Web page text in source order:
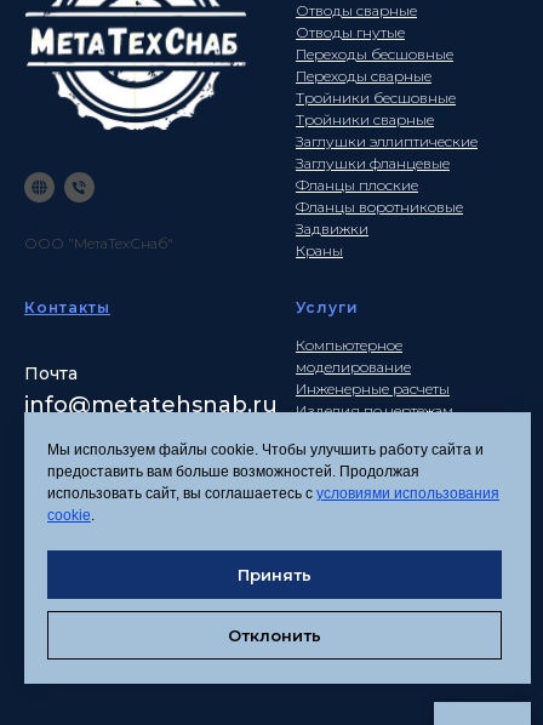
ООО "МетаТехСнаб"
Отводы сварные
Отводы гнутые
Переходы бесшовные
Переходы сварные
Тройники бесшовные
Тройники сварные
Заглушки эллиптические
Заглушки фланцевые
Фланцы плоские
Фланцы воротниковые
Задвижки
Краны
Контакты
Почта
info@metatehsnab.ru
Услуги
Компьютерное
моделирование
Инженерные расчеты
Изделия по чертежам
Политика
Согласие на обработку
персональных данных
Соглашение об
Мы используем файлы cookie. Чтобы улучшить работу сайта и
предоставить вам больше возможностей. Продолжая
использовать сайт, вы соглашаетесь с условиями использования
cookie.
Принять
Отклонить